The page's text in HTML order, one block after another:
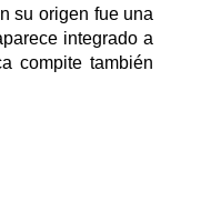
su origen fue una
integrado a
compite también